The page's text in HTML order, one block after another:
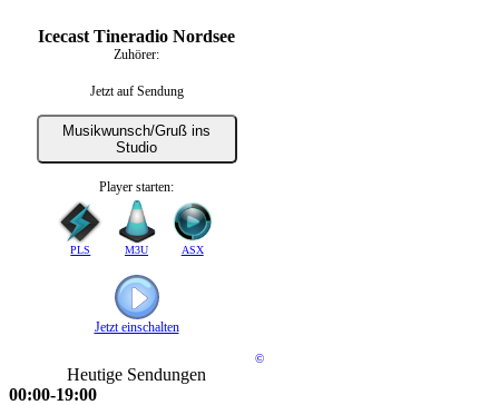
Icecast Tineradio Nordsee
Zuhörer:
Jetzt auf Sendung
Musikwunsch/Gruß ins
Studio
Player starten:
PLS M3U ASX
Jetzt einschalten
©
Heutige Sendungen
00:00-19:00